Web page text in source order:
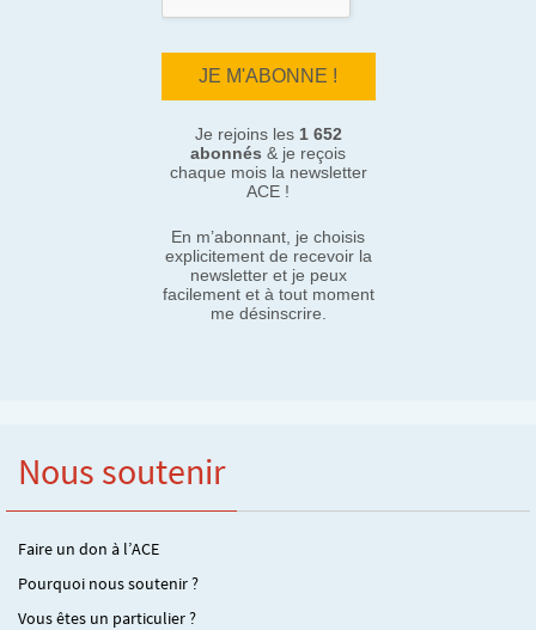
Je rejoins les 1 652
abonnés & je reçois
chaque mois la newsletter
ACE !
En m’abonnant, je choisis
explicitement de recevoir la
newsletter et je peux
facilement et à tout moment
me désinscrire.
Nous soutenir
Faire un don à l’ACE
Pourquoi nous soutenir ?
Vous êtes un particulier ?